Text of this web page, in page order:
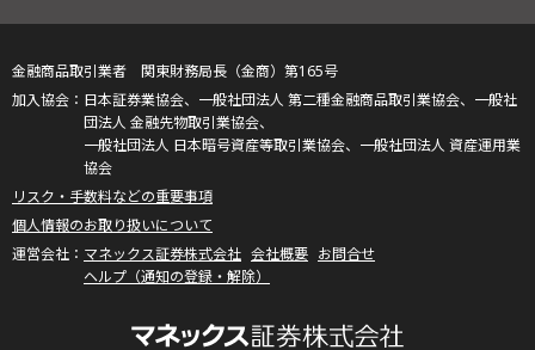
金融商品取引業者 関東財務局長（金商）第165号
日本証券業協会、一般社団法人 第二種金融商品取引業協会、一般社
団法人 金融先物取引業協会、
一般社団法人 日本暗号資産等取引業協会、一般社団法人 資産運用業
協会
リスク・手数料などの重要事項
個人情報のお取り扱いについて
マネックス証券株式会社 会社概要 お問合せ
ヘルプ（通知の登録・解除）